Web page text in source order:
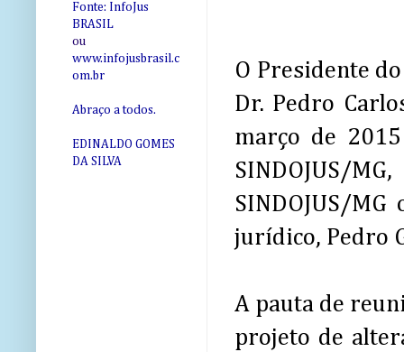
O Presidente
Dr. Pedro
março de
SINDOJUS/
SINDOJUS/
jurídico, Pedro
A pauta de
projeto de
Fonte: InfoJus
BRASIL
ou
www.infojusbrasil.c
om.br
Abraço a todos.
EDINALDO GOMES
DA SILVA